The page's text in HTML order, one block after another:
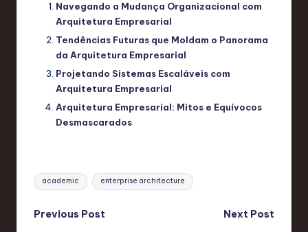
Navegando a Mudança Organizacional com
Arquitetura Empresarial
Tendências Futuras que Moldam o Panorama
da Arquitetura Empresarial
Projetando Sistemas Escaláveis com
Arquitetura Empresarial
Arquitetura Empresarial: Mitos e Equívocos
Desmascarados
Tags:
academic enterprise architecture
Post
Previous Post
Next Post